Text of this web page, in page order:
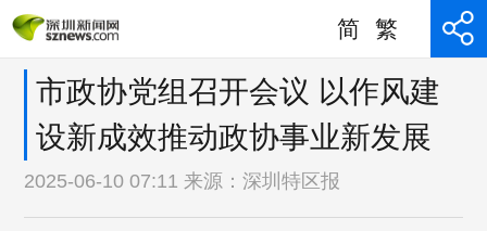
简 繁
市政协党组召开会议 以作风建
设新成效推动政协事业新发展
2025-06-10 07:11 来源：深圳特区报